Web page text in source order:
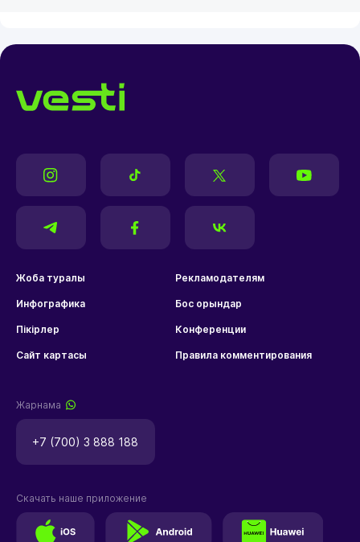
Жоба туралы Рекламодателям
Инфографика Бос орындар
Пікірлер Конференции
Сайт картасы Правила комментирования
Жарнама
+7 (700) 3 888 188
Скачать наше приложение